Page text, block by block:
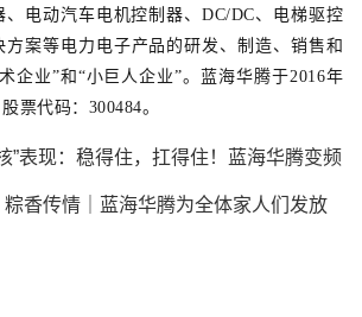
、电动汽车电机控制器、DC/DC、电梯驱控
方案等电力电子产品的研发、制造、销售和
企业”和“小巨人企业”。蓝海华腾于2016年
票代码：300484。
”表现：稳得住，扛得住！蓝海华腾变频
香传情｜蓝海华腾为全体家人们发放